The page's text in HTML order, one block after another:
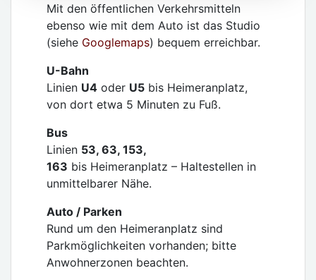
Mit den öffentlichen Verkehrsmitteln
ebenso wie mit dem Auto ist das Studio
(siehe Googlemaps) bequem erreichbar.
U-Bahn
Linien U4 oder U5 bis Heimeranplatz,
von dort etwa 5 Minuten zu Fuß.
Bus
Linien 53, 63, 153,
163 bis Heimeranplatz – Haltestellen in
unmittelbarer Nähe.
Auto / Parken
Rund um den Heimeranplatz sind
Parkmöglichkeiten vorhanden; bitte
Anwohnerzonen beachten.